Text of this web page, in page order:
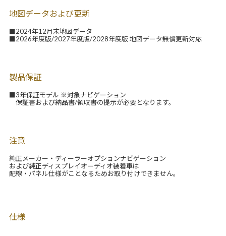
地図データおよび更新
■2024年12月末地図データ
■2026年度版/2027年度版/2028年度版 地図データ無償更新対応
製品保証
■3年保証モデル ※対象ナビゲーション
保証書および納品書/領収書の提示が必要となります。
注意
純正メーカー・ディーラーオプションナビゲーション
および純正ディスプレイオーディオ装着車は
配線・パネル仕様がことなるためお取り付けできません。
仕様